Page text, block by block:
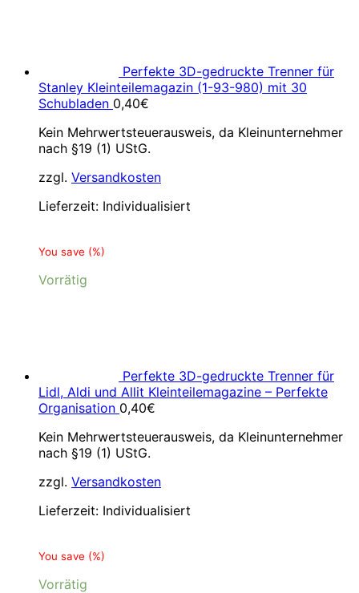
Perfekte 3D-gedruckte Trenner für
Stanley Kleinteilemagazin (1-93-980) mit 30
Schubladen 0,40€
Kein Mehrwertsteuerausweis, da Kleinunternehmer
nach §19 (1) UStG.
zzgl. Versandkosten
Lieferzeit: Individualisiert
You save (%)
Vorrätig
Perfekte 3D-gedruckte Trenner für
Lidl, Aldi und Allit Kleinteilemagazine – Perfekte
Organisation 0,40€
Kein Mehrwertsteuerausweis, da Kleinunternehmer
nach §19 (1) UStG.
zzgl. Versandkosten
Lieferzeit: Individualisiert
You save (%)
Vorrätig